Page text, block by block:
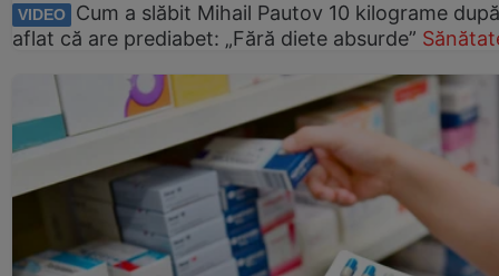
VIDEO
Cum a slăbit Mihail Pautov 10 kilograme
aflat că are prediabet: „Fără diete absurde”